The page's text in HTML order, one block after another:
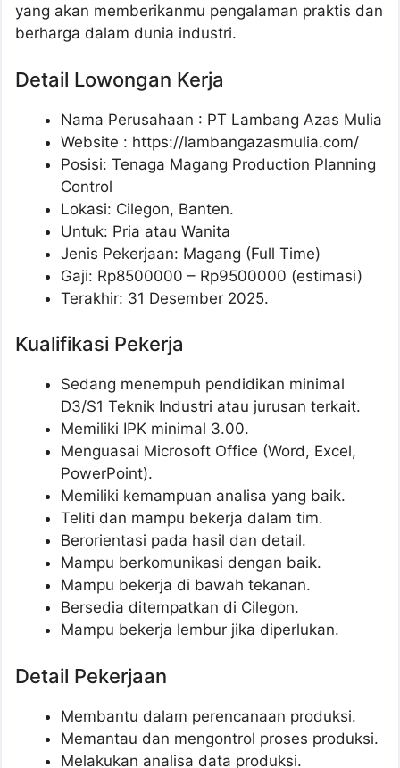
yang akan memberikanmu pengalaman praktis dan
berharga dalam dunia industri.
Detail Lowongan Kerja
Nama Perusahaan : PT Lambang Azas Mulia
Website : https://lambangazasmulia.com/
Posisi: Tenaga Magang Production Planning
Control
Lokasi: Cilegon, Banten.
Untuk: Pria atau Wanita
Jenis Pekerjaan: Magang (Full Time)
Gaji: Rp8500000 – Rp9500000 (estimasi)
Terakhir: 31 Desember 2025.
Kualifikasi Pekerja
Sedang menempuh pendidikan minimal
D3/S1 Teknik Industri atau jurusan terkait.
Memiliki IPK minimal 3.00.
Menguasai Microsoft Office (Word, Excel,
PowerPoint).
Memiliki kemampuan analisa yang baik.
Teliti dan mampu bekerja dalam tim.
Berorientasi pada hasil dan detail.
Mampu berkomunikasi dengan baik.
Mampu bekerja di bawah tekanan.
Bersedia ditempatkan di Cilegon.
Mampu bekerja lembur jika diperlukan.
Detail Pekerjaan
Membantu dalam perencanaan produksi.
Memantau dan mengontrol proses produksi.
Melakukan analisa data produksi.